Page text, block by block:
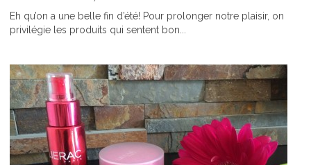
Eh qu’on a une belle fin d’été! Pour prolonger notre plaisir, on
privilégie les produits qui sentent bon...